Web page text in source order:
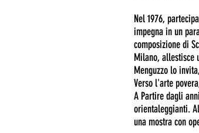
Nel 1976,
impegna in un
composizione di
Milano, allestisce
Menguzzo lo
Verso l'arte
A Partire dagli
orientaleggianti.
una mostra con